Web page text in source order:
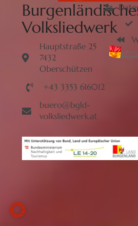
Volksliedwerk
Hauptstraße 25
7432
Oberschützen
+43 3353 616012
buero@bgld-
volksliedwerk.at